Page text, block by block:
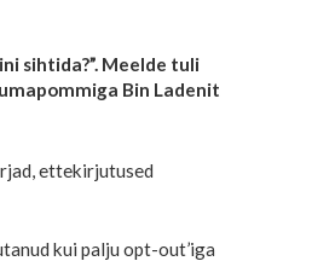
sihtida?”. Meelde tuli
Bin Ladenit
ettekirjutused
kui palju opt-out’iga